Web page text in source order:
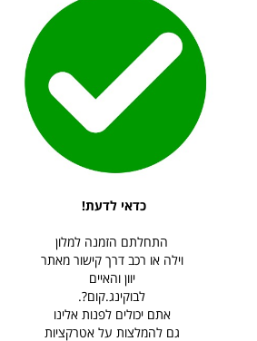
כדאי לדעת!
התחלתם הזמנה למלון
וילה או רכב דרך קישור מאתר
יוון והאיים
לבוקינג.קום?.
אתם יכולים לפנות אלינו
גם להמלצות על אטרקציות